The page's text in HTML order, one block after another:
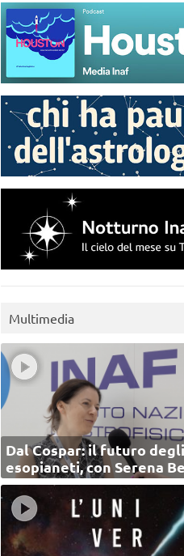
Multimedia
Dal Cospar: il futuro degli
esopianeti, con Serena